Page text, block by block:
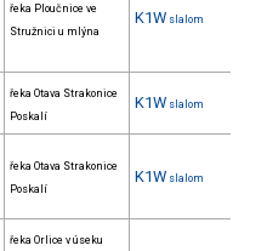
řeka Ploučnice ve
Stružnici u mlýna
K1W slalom
řeka Otava Strakonice
Poskalí
K1W slalom
řeka Otava Strakonice
Poskalí
K1W slalom
řeka Orlice v úseku